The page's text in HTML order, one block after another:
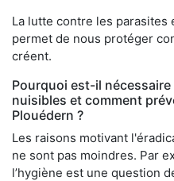
La lutte contre les parasites
permet de nous protéger
créent.
Pourquoi est-il
nuisibles et comment
Plouédern ?
Les raisons motivant
ne sont pas moindres. Par
l’hygiène est une question